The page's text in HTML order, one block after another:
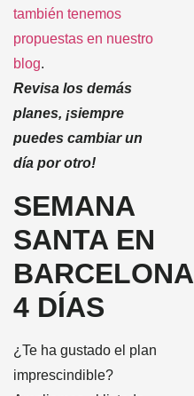
también tenemos
propuestas en nuestro
blog.
Revisa los demás
planes, ¡siempre
puedes cambiar un
día por otro!
SEMANA
SANTA EN
BARCELONA
4 DÍAS
¿Te ha gustado el plan
imprescindible?